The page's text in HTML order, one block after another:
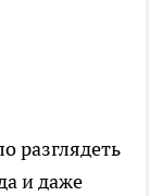
разглядеть
и даже